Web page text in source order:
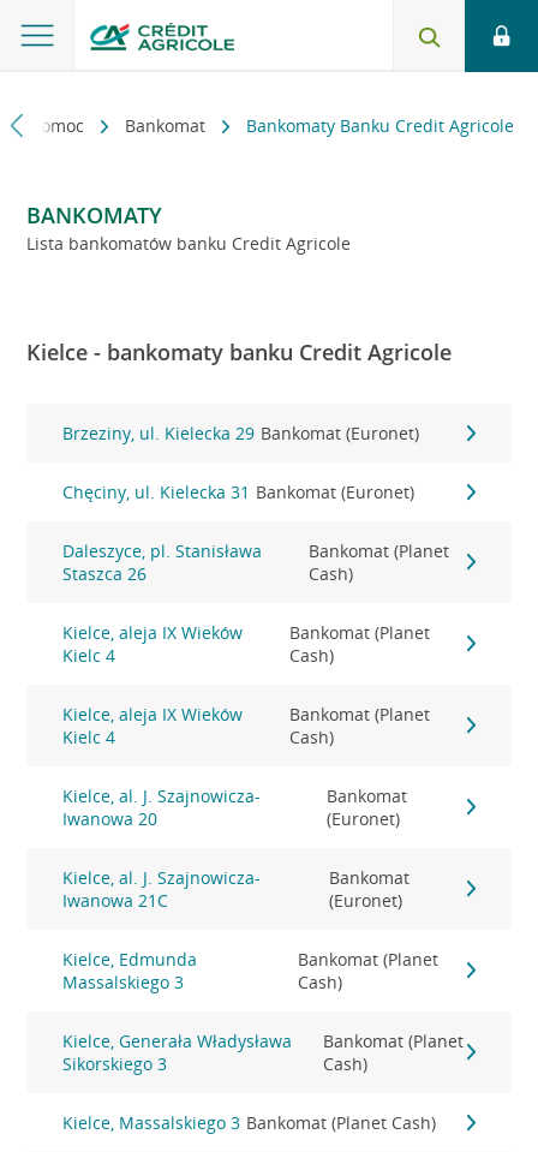
i pomoc Bankomat Bankomaty Banku Credit Agricole
BANKOMATY
Lista bankomatów banku Credit Agricole
Kielce - bankomaty banku Credit Agricole
Brzeziny, ul. Kielecka 29 Bankomat (Euronet)
Chęciny, ul. Kielecka 31 Bankomat (Euronet)
Daleszyce, pl. Stanisława
Staszca 26
Bankomat (Planet
Cash)
Kielce, aleja IX Wieków
Kielc 4
Bankomat (Planet
Cash)
Kielce, aleja IX Wieków
Kielc 4
Bankomat (Planet
Cash)
Kielce, al. J. Szajnowicza-
Iwanowa 20
Bankomat
(Euronet)
Kielce, al. J. Szajnowicza-
Iwanowa 21C
Bankomat
(Euronet)
Kielce, Edmunda
Massalskiego 3
Bankomat (Planet
Cash)
Kielce, Generała Władysława
Sikorskiego 3
Bankomat (Planet
Cash)
Kielce, Massalskiego 3 Bankomat (Planet Cash)